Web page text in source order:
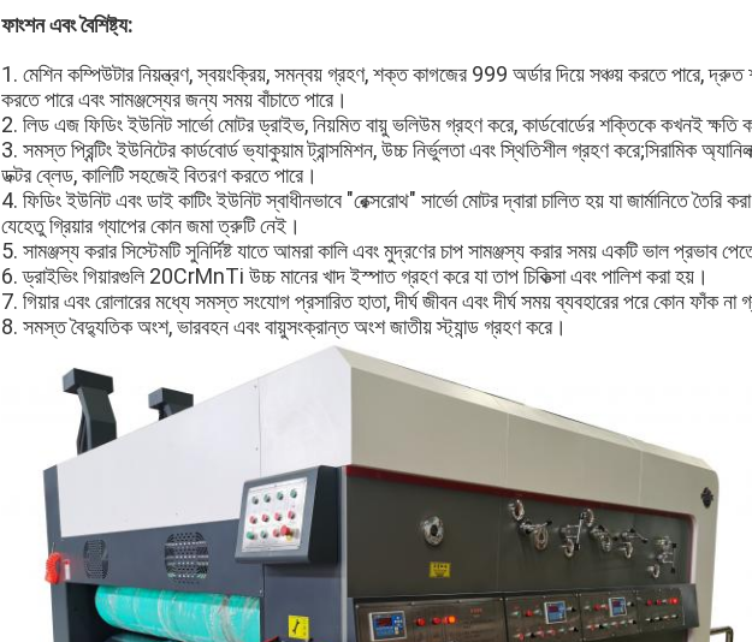
ফাংশন এবং বৈশিষ্ট্য:
1. মেশিন কম্পিউটার নিয়ন্ত্রণ, স্বয়ংক্রিয়, সমন্বয় গ্রহণ, শক্ত কাগজের 999 অর্ডার দিয়ে সঞ্চয় করতে পারে,
করতে পারে এবং সামঞ্জস্যের জন্য সময় বাঁচাতে পারে।
2. লিড এজ ফিডিং ইউনিট সার্ভো মোটর ড্রাইভ, নিয়মিত বায়ু ভলিউম গ্রহণ করে, কার্ডবোর্ডের শক্তিকে কখনই ক্ষতি
3. সমস্ত প্রিন্টিং ইউনিটের কার্ডবোর্ড ভ্যাকুয়াম ট্রান্সমিশন, উচ্চ নির্ভুলতা এবং স্থিতিশীল গ্রহণ করে;সিরামিক
ডক্টর ব্লেড, কালিটি সহজেই বিতরণ করতে পারে।
4. ফিডিং ইউনিট এবং ডাই কাটিং ইউনিট স্বাধীনভাবে "রেক্সরোথ" সার্ভো মোটর দ্বারা চালিত হয় যা জার্মানিতে তৈরি
যেহেতু গ্রিয়ার গ্যাপের কোন জমা ত্রুটি নেই।
5. সামঞ্জস্য করার সিস্টেমটি সুনির্দিষ্ট যাতে আমরা কালি এবং মুদ্রণের চাপ সামঞ্জস্য করার সময় একটি ভাল প্রভাব
6. ড্রাইভিং গিয়ারগুলি 20CrMnTi উচ্চ মানের খাদ ইস্পাত গ্রহণ করে যা তাপ চিকিত্সা এবং পালিশ করা হয়।
7. গিয়ার এবং রোলারের মধ্যে সমস্ত সংযোগ প্রসারিত হাতা, দীর্ঘ জীবন এবং দীর্ঘ সময় ব্যবহারের পরে কোন ফাঁক না
8. সমস্ত বৈদ্যুতিক অংশ, ভারবহন এবং বায়ুসংক্রান্ত অংশ জাতীয় স্ট্যান্ড গ্রহণ করে।